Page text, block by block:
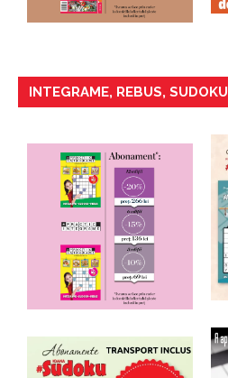
INTEGRAME, REBUS, SUDOKU